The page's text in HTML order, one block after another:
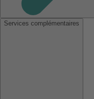
Services complémentaires